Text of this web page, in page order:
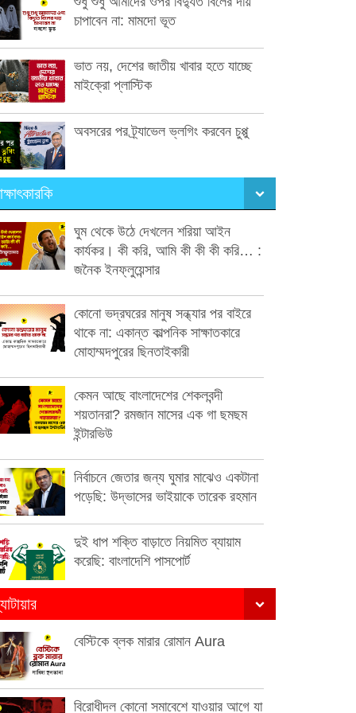
চাপাবেন না: মামদো ভূত
ভাত নয়, দেশের জাতীয় খাবার হতে যাচ্ছে
মাইক্রো প্লাস্টিক
অবসরের পর ট্র্যাভেল ভ্লগিং করবেন চুপ্পু
ঘুম থেকে উঠে দেখলেন শরিয়া আইন
কার্যকর। কী করি, আমি কী কী কী করি… :
জনৈক ইনফ্লুয়েন্সার
কোনো ভদ্রঘরের মানুষ সন্ধ্যার পর বাইরে
থাকে না: একান্ত কাল্পনিক সাক্ষাতকারে
মোহাম্মদপুরের ছিনতাইকারী
কেমন আছে বাংলাদেশের শেকলবন্দী
শয়তানরা? রমজান মাসের এক গা ছমছম
ইন্টারভিউ
নির্বাচনে জেতার জন্য ঘুমার মাঝেও একটানা
পড়েছি: উদ্ভাসের ভাইয়াকে তারেক রহমান
দুই ধাপ শক্তি বাড়াতে নিয়মিত ব্যায়াম
করেছি: বাংলাদেশি পাসপোর্ট
বেস্টিকে ব্লক মারার রোমান Aura
বিরোধীদল কোনো সমাবেশে যাওয়ার আগে যা